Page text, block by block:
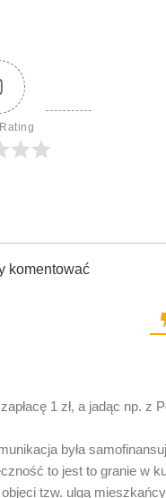
komentować
1 zł, a jadąc np. z
była
to jest to granie w
tzw. ulgą